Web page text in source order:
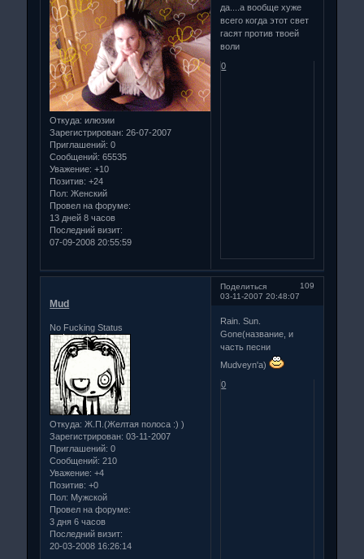
Откуда: илюзии
Зарегистрирован: 26-07-2007
Приглашений: 0
Сообщений: 65535
Уважение: +10
Позитив: +24
Пол: Женский
Провел на форуме:
13 дней 8 часов
Последний визит:
07-09-2008 20:55:59
да....а вообще хуже
всего когда этот свет
гасят против твоей
воли
0
Поделиться
109
03-11-2007 20:48:07
Mud
No Fucking Status
Откуда: Ж.П.(Желтая полоса :) )
Зарегистрирован: 03-11-2007
Приглашений: 0
Сообщений: 210
Уважение: +4
Позитив: +0
Пол: Мужской
Провел на форуме:
3 дня 6 часов
Последний визит:
20-03-2008 16:26:14
Rain. Sun.
Gone(название, и
часть песни
Mudveyn'a)
0